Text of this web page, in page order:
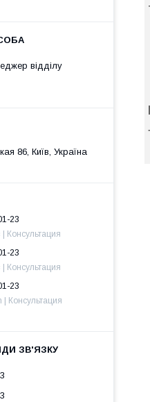
-
відділу
86, Київ, Україна
23
Консультация
23
Консультация
23
| Консультация